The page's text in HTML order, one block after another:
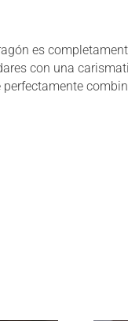
es
con una